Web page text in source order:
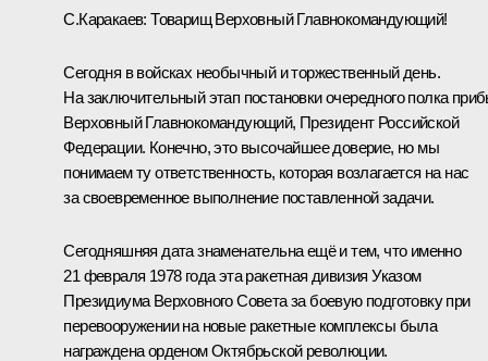
С.Каракаев: Товарищ Верховный Главнокомандующий!
Сегодня в войсках необычный и торжественный день.
На заключительный этап постановки очередного полка
Верховный Главнокомандующий, Президент Российской
Федерации. Конечно, это высочайшее доверие, но мы
понимаем ту ответственность, которая возлагается на нас
за своевременное выполнение поставленной задачи.
Сегодняшняя дата знаменательна ещё и тем, что именно
21 февраля 1978 года эта ракетная дивизия Указом
Президиума Верховного Совета за боевую подготовку при
перевооружении на новые ракетные комплексы была
награждена орденом Октябрьской революции.